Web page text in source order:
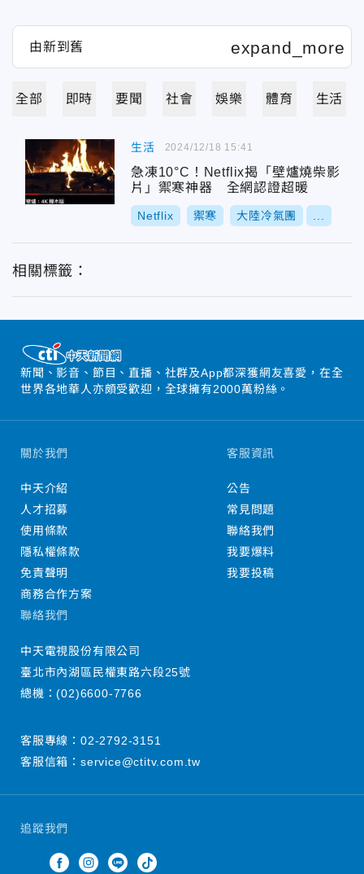
全部 即時 要聞 社會 娛樂 體育 生活
生活
急凍10°C！Netflix揭「壁爐燒柴影
片」禦寒神器 全網認證超暖
Netflix 禦寒 大陸冷氣團
2024/12/18 15:41
相關標籤：
新聞、影音、節目、直播、社群及App都深獲網友喜愛，在全
世界各地華人亦頗受歡迎，全球擁有2000萬粉絲。
追蹤我們
關於我們
中天介紹
人才招募
使用條款
隱私權條款
免責聲明
商務合作方案
客服資訊
公告
常見問題
聯絡我們
我要爆料
我要投稿
聯絡我們
中天電視股份有限公司
臺北市內湖區民權東路六段25號
總機：(02)6600-7766
客服專線： 02-2792-3151
客服信箱： service@ctitv.com.tw